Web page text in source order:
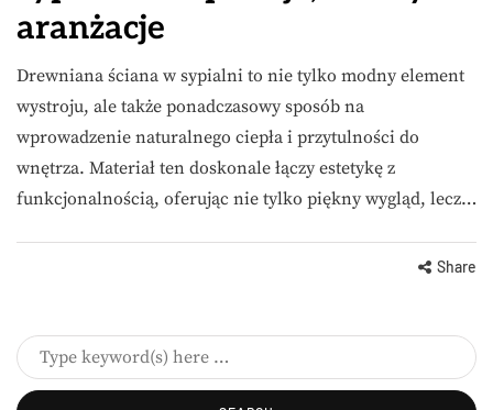
aranżacje
Drewniana ściana w sypialni to nie tylko modny element
wystroju, ale także ponadczasowy sposób na
wprowadzenie naturalnego ciepła i przytulności do
wnętrza. Materiał ten doskonale łączy estetykę z
funkcjonalnością, oferując nie tylko piękny wygląd, lecz…
Share